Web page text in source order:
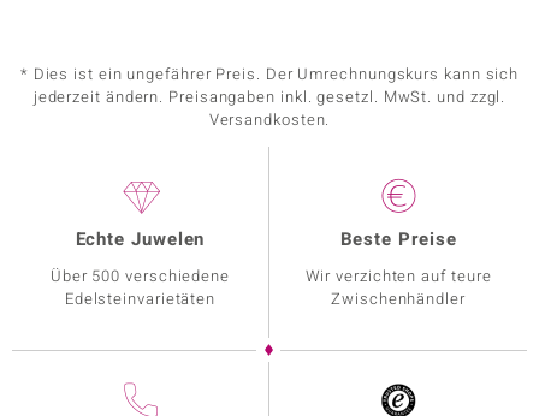
* Dies ist ein ungefährer Preis. Der Umrechnungskurs kann sich
jederzeit ändern. Preisangaben inkl. gesetzl. MwSt. und zzgl.
Versandkosten.
Echte Juwelen
Über 500 verschiedene
Edelsteinvarietäten
Beste Preise
Wir verzichten auf teure
Zwischenhändler